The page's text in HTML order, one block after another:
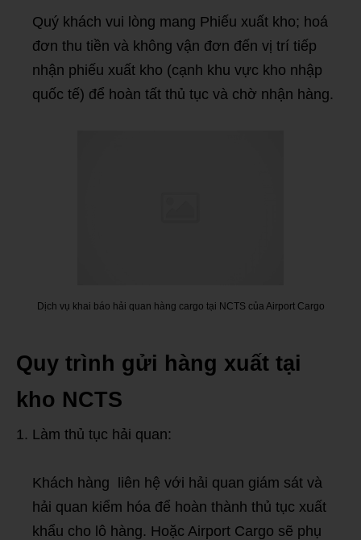
Quý khách vui lòng mang Phiếu xuất kho; hoá
đơn thu tiền và không vận đơn đến vị trí tiếp
nhận phiếu xuất kho (cạnh khu vực kho nhập
quốc tế) để hoàn tất thủ tục và chờ nhận hàng.
Dịch vụ khai báo hải quan hàng cargo tại NCTS của Airport Cargo
Quy trình gửi hàng xuất tại
kho NCTS
Làm thủ tục hải quan:
Khách hàng liên hệ với hải quan giám sát và
hải quan kiểm hóa để hoàn thành thủ tục xuất
khẩu cho lô hàng. Hoặc Airport Cargo sẽ phụ